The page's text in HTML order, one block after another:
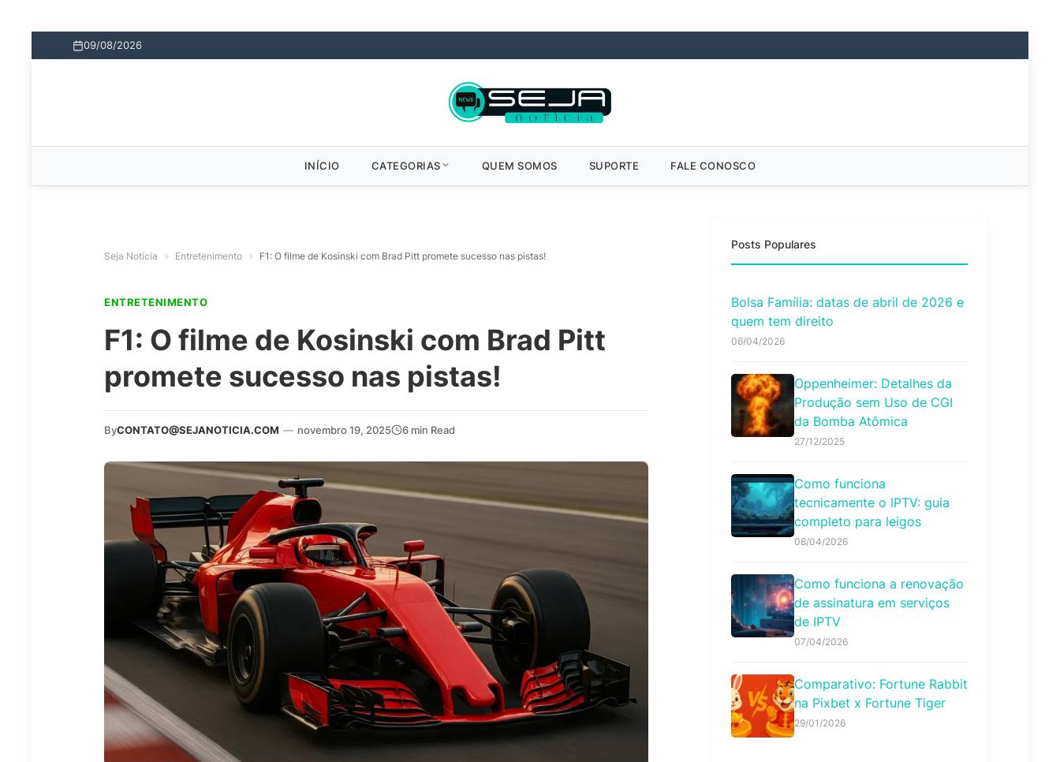
09/08/2026
INÍCIO CATEGORIAS QUEM SOMOS SUPORTE FALE CONOSCO
Seja Notícia » Entretenimento » F1: O filme de Kosinski com Brad Pitt promete sucesso nas pistas!
ENTRETENIMENTO
F1: O filme de Kosinski com Brad Pitt
promete sucesso nas pistas!
ByCONTATO@SEJANOTICIA.COM — novembro 19, 2025 6 min Read
Posts Populares
Bolsa Família: datas de abril de 2026 e
quem tem direito
06/04/2026
Oppenheimer: Detalhes da
Produção sem Uso de CGI
da Bomba Atômica
27/12/2025
Como funciona
tecnicamente o IPTV: guia
completo para leigos
08/04/2026
Como funciona a renovação
de assinatura em serviços
de IPTV
07/04/2026
Comparativo: Fortune Rabbit
na Pixbet x Fortune Tiger
29/01/2026